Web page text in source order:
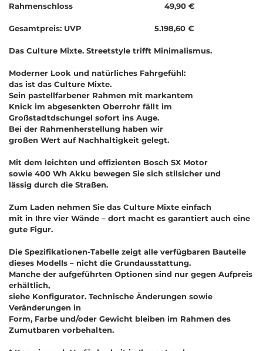
Rahmenschloss 49,90 €
Gesamtpreis: UVP 5.198,60 €
Das Culture Mixte. Streetstyle trifft Minimalismus.
Moderner Look und natürliches Fahrgefühl:
das ist das Culture Mixte.
Sein pastellfarbener Rahmen mit markantem
Knick im abgesenkten Oberrohr fällt im
Großstadtdschungel sofort ins Auge.
Bei der Rahmenherstellung haben wir
großen Wert auf Nachhaltigkeit gelegt.
Mit dem leichten und effizienten Bosch SX Motor
sowie 400 Wh Akku bewegen Sie sich stilsicher und
lässig durch die Straßen.
Zum Laden nehmen Sie das Culture Mixte einfach
mit in Ihre vier Wände – dort macht es garantiert auch eine
gute Figur.
Die Spezifikationen-Tabelle zeigt alle verfügbaren Bauteile
dieses Modells – nicht die Grundausstattung.
Manche der aufgeführten Optionen sind nur gegen Aufpreis
erhältlich,
siehe Konfigurator. Technische Änderungen sowie
Veränderungen in
Form, Farbe und/oder Gewicht bleiben im Rahmen des
Zumutbaren vorbehalten.